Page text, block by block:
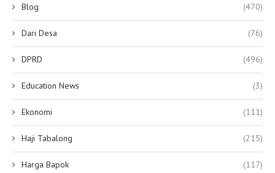
Blog (470)
Dari Desa (76)
DPRD (496)
Education News (3)
Ekonomi (111)
Haji Tabalong (215)
Harga Bapok (117)